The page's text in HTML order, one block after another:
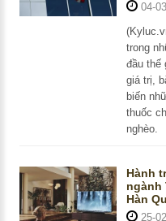
04-
trong
đầu thế
giá trị,
biến
thuốc
nghèo.
Hành
ngành
Hàn
25-